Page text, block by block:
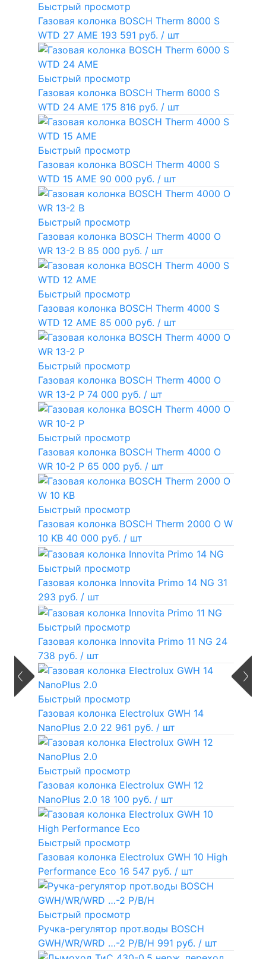
Быстрый просмотр
Газовая колонка BOSCH Therm 8000 S
WTD 27 AME 193 591 руб. / шт
Быстрый просмотр
Газовая колонка BOSCH Therm 6000 S
WTD 24 AME 175 816 руб. / шт
Быстрый просмотр
Газовая колонка BOSCH Therm 4000 S
WTD 15 AME 90 000 руб. / шт
Быстрый просмотр
Газовая колонка BOSCH Therm 4000 O
WR 13-2 В 85 000 руб. / шт
Быстрый просмотр
Газовая колонка BOSCH Therm 4000 S
WTD 12 AME 85 000 руб. / шт
Быстрый просмотр
Газовая колонка BOSCH Therm 4000 O
WR 13-2 P 74 000 руб. / шт
Быстрый просмотр
Газовая колонка BOSCH Therm 4000 O
WR 10-2 P 65 000 руб. / шт
Быстрый просмотр
Газовая колонка BOSCH Therm 2000 O W
10 KB 40 000 руб. / шт
Быстрый просмотр
Газовая колонка Innovita Primo 14 NG 31
293 руб. / шт
Быстрый просмотр
Газовая колонка Innovita Primo 11 NG 24
738 руб. / шт
Быстрый просмотр
Газовая колонка Electrolux GWH 14
NanoPlus 2.0 22 961 руб. / шт
Быстрый просмотр
Газовая колонка Electrolux GWH 12
NanoPlus 2.0 18 100 руб. / шт
Быстрый просмотр
Газовая колонка Electrolux GWH 10 High
Performance Eco 16 547 руб. / шт
Быстрый просмотр
Ручка-регулятор прот.воды BOSCH
GWH/WR/WRD …-2 P/B/H 991 руб. / шт